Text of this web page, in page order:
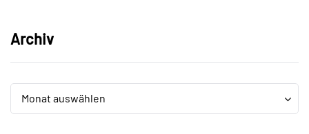
Archiv
Monat auswählen
Archiv